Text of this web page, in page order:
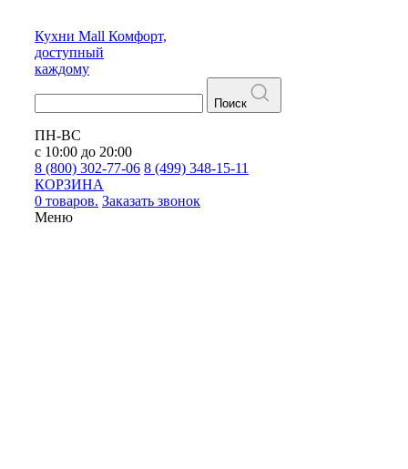
Кухни Mall Комфорт,
доступный
каждому
Поиск
ПН-ВС
с 10:00 до 20:00
8 (800) 302-77-06 8 (499) 348-15-11
КОРЗИНА
0 товаров. Заказать звонок
Меню